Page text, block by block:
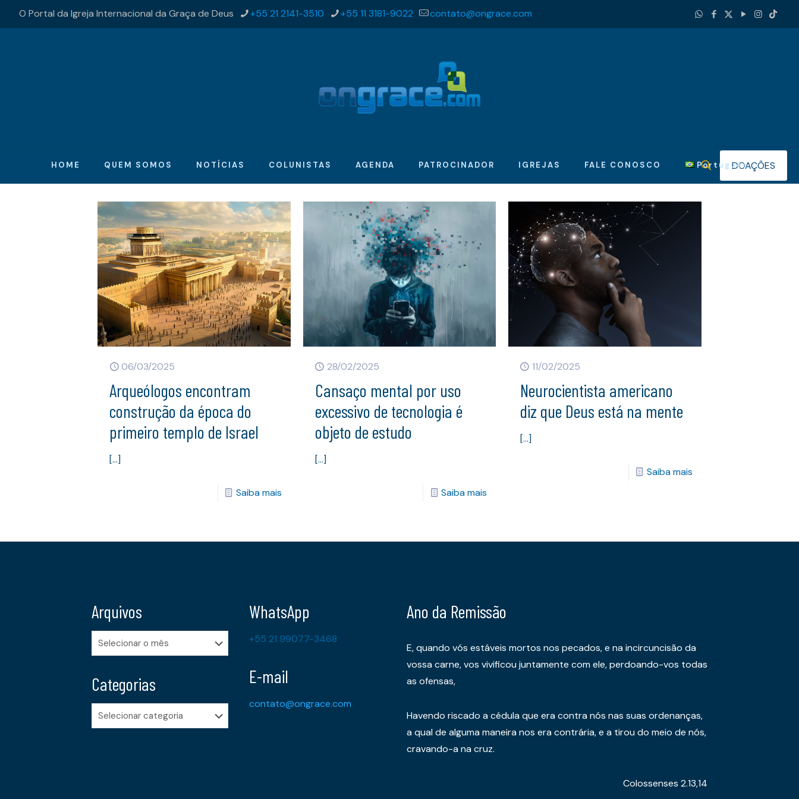
O Portal da Igreja Internacional da Graça de Deus +55 21 2141-3510 +55 11 3181-9022 contato@ongrace.com
HOME QUEM SOMOS NOTÍCIAS COLUNISTAS AGENDA PATROCINADOR IGREJAS FALE CONOSCO PortuguêsDOAÇÕES
06/03/2025
Arqueólogos encontram
construção da época do
primeiro templo de Israel
[…]
Saiba mais
28/02/2025
Cansaço mental por uso
excessivo de tecnologia é
objeto de estudo
[…]
Saiba mais
11/02/2025
Neurocientista americano
diz que Deus está na mente
[…]
Saiba mais
Arquivos
Arquivos
Categorias
Categorias
WhatsApp
+55 21 99077-3468
E-mail
contato@ongrace.com
Ano da Remissão
E, quando vós estáveis mortos nos pecados, e na incircuncisão da
vossa carne, vos vivificou juntamente com ele, perdoando-vos todas
as ofensas,
Havendo riscado a cédula que era contra nós nas suas ordenanças,
a qual de alguma maneira nos era contrária, e a tirou do meio de nós,
cravando-a na cruz.
Colossenses 2.13,14